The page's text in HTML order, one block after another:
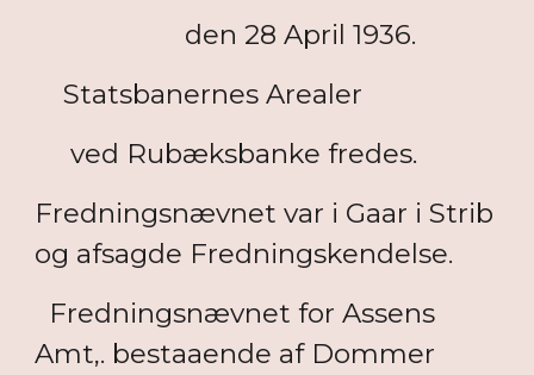
den 28 April 1936.
Statsbanernes Arealer
ved Rubæksbanke fredes.
Fredningsnævnet var i Gaar i Strib
og afsagde Fredningskendelse.
Fredningsnævnet for Assens
Amt,. bestaaende af Dommer